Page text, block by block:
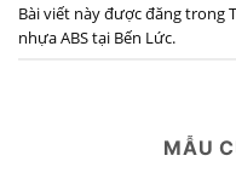
Bài viết này được đăng trong
nhựa ABS tại Bến Lức.
MẪU